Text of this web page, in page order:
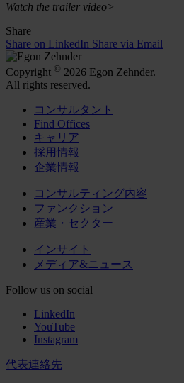
Watch the trailer video>
Share
Share on LinkedIn Share via Email
Copyright © 2026 Egon Zehnder.
All rights reserved.
コンサルタント
Find Offices
キャリア
採用情報
企業情報
コンサルティング内容
ファンクション
産業・セクター
インサイト
メディア&ニュース
Follow us on social
LinkedIn
YouTube
Instagram
代表連絡先